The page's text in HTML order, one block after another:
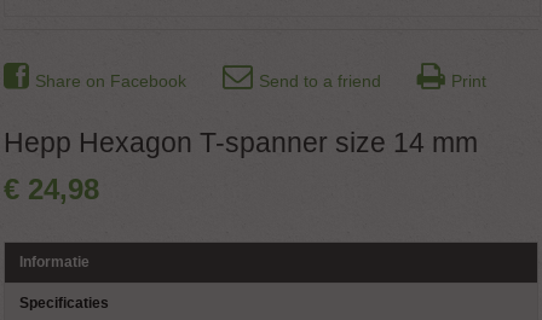
Share on Facebook Send to a friend Print
Hepp Hexagon T-spanner size 14 mm
€ 24,98
Informatie
Specificaties